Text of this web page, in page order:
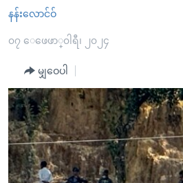
များ
ပင်မ
ကျော်
ကြည့်
ရန်
ပင်မ
အ
နိုင်ငံတကာ
အစ္စရေး-ပါလက်စတိုင်း
ဗွီဒီယို
သတင်းလွတ်လပ်ခွင့်
အင်္ဂလိပ်စာလေ့လာမယ်
အမေရိကန်သုံးအီဒီယံ
မကြေးမုံရဲ့ အင်္ဂလိပ်စာ
ရုပ်ရှင်ထဲက အင်္ဂလိပ်စာ
သုတပဒေသာ အင်္ဂလိပ်စာ
အပတ်စဉ်ကဏ္ဍများ
ရေဒီယို
တီဗွီ
ရေဒီယိုနှင့်ရုပ်သံ အချက်အလက်များ
ရေဒီယို/တီဗွီအစီအစဉ်
နန်းလောင်ဝ်
၀၇ ေဖေဖာ္၀ါရီ၊ ၂၀၂၄
မျှဝေပါ